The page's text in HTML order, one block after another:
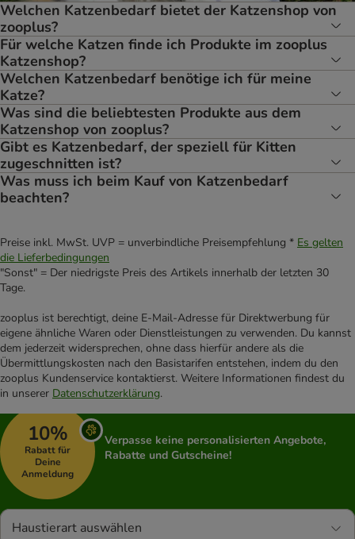
Welchen Katzenbedarf bietet der Katzenshop von
zooplus?
Für welche Katzen finde ich Produkte im zooplus
Katzenshop?
Welchen Katzenbedarf benötige ich für meine
Katze?
Was sind die beliebtesten Produkte aus dem
Katzenshop von zooplus?
Gibt es Katzenbedarf, der speziell für Kitten
zugeschnitten ist?
Was muss ich beim Kauf von Katzenbedarf
beachten?
Preise inkl. MwSt. UVP = unverbindliche Preisempfehlung * Es gelten
die Lieferbedingungen
"Sonst" = Der niedrigste Preis des Artikels innerhalb der letzten 30
Tage.
zooplus ist berechtigt, deine E-Mail-Adresse für Direktwerbung für
eigene ähnliche Waren oder Dienstleistungen zu verwenden. Du kannst
dem jederzeit widersprechen, ohne dass hierfür andere als die
Übermittlungskosten nach den Basistarifen entstehen, indem du den
zooplus Kundenservice kontaktierst. Weitere Informationen findest du
in unserer Datenschutzerklärung.
10%
Rabatt für
Deine
Anmeldung
Verpasse keine personalisierten Angebote,
Rabatte und Gutscheine!
Haustierart auswählen